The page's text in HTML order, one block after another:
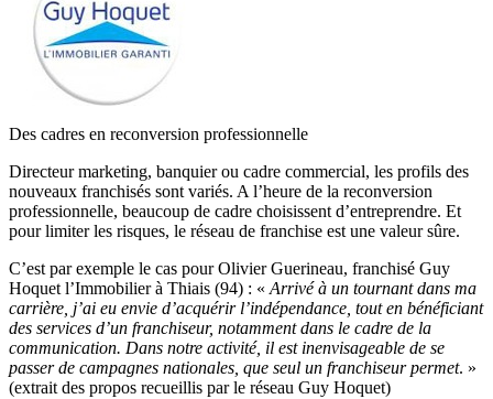
Des cadres en reconversion professionnelle
Directeur marketing, banquier ou cadre commercial, les profils des
nouveaux franchisés sont variés. A l’heure de la reconversion
professionnelle, beaucoup de cadre choisissent d’entreprendre. Et
pour limiter les risques, le réseau de franchise est une valeur sûre.
C’est par exemple le cas pour Olivier Guerineau, franchisé Guy
Hoquet l’Immobilier à Thiais (94) : « Arrivé à un tournant dans ma
carrière, j’ai eu envie d’acquérir l’indépendance, tout en bénéficiant
des services d’un franchiseur, notamment dans le cadre de la
communication. Dans notre activité, il est inenvisageable de se
passer de campagnes nationales, que seul un franchiseur permet. »
(extrait des propos recueillis par le réseau Guy Hoquet)